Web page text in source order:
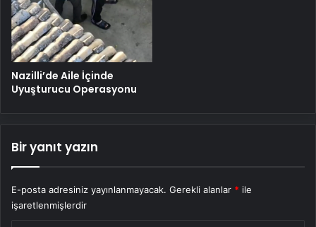
Nazilli’de Aile İçinde
Uyuşturucu Operasyonu
Bir yanıt yazın
E-posta adresiniz yayınlanmayacak. Gerekli alanlar * ile
işaretlenmişlerdir